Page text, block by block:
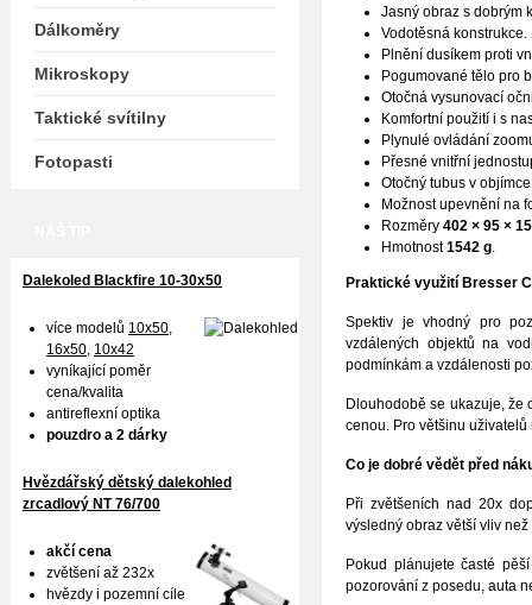
Jasný obraz s dobrým
Vodotěsná konstrukce.
Plnění dusíkem proti
Pogumované tělo pro
Otočná vysunovací
Komfortní použití i s
Plynulé ovládání
Přesné vnitřní
Otočný tubus v
Možnost upevnění na
Rozměry 402 × 95 ×
Hmotnost1542 g.
Praktické využití Bresser
Spektiv je vhodný pro
vzdálených objektů na
podmínkám a vzdálenosti
Dlouhodobě se ukazuje, že
cenou. Pro většinu
Co je dobré vědět před
Při zvětšeních nad 20x
výsledný obraz větší vliv
Pokud plánujete časté
pozorování z posedu, auta
Dálkoměry
Mikroskopy
Taktické svítilny
Fotopasti
Dalekoled Blackfire 10-30x50
více modelů 10x50,
16x50, 10x42
vyníkající poměr
cena/kvalita
antireflexní optika
pouzdro a 2 dárky
Hvězdářský dětský dalekohled
zrcadlový NT 76/700
akčí cena
zvětšení až 232x
hvězdy i pozemní cíle